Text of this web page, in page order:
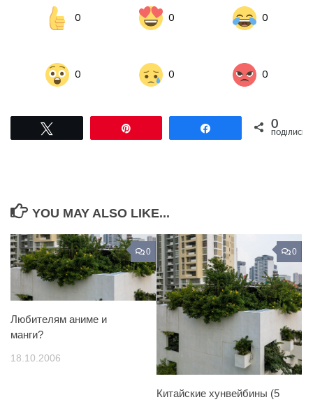
0 0 0
0 0 0
Поділитися0
ПОДІЛИСЬ
YOU MAY ALSO LIKE...
0
Любителям аниме и
манги?
18.10.2006
0
Китайские хунвейбины (5